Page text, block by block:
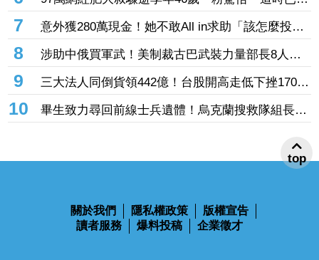
會：不能用國安當藉口無限上綱
5
還不會爬就已進股海！南韓「1歲以下證券戶」暴
增3倍 美股ETF成熱門標的
6
97萬網紅肥大叔驟逝享年46歲 粉驚悟「這時已現
端倪」：一直覺得不對勁
7
意外獲280萬現金！她不敢All in求助「該怎麼投
資」 網一面倒建議：專心存0050就好
8
涉助中俄買軍武！美制裁古巴武裝力量部長8人、5
公司 聯合國示警：恐讓古巴陷入國家危機
9
畢生致力尋回前線士兵遺體！烏克蘭搜救隊組長尤
top